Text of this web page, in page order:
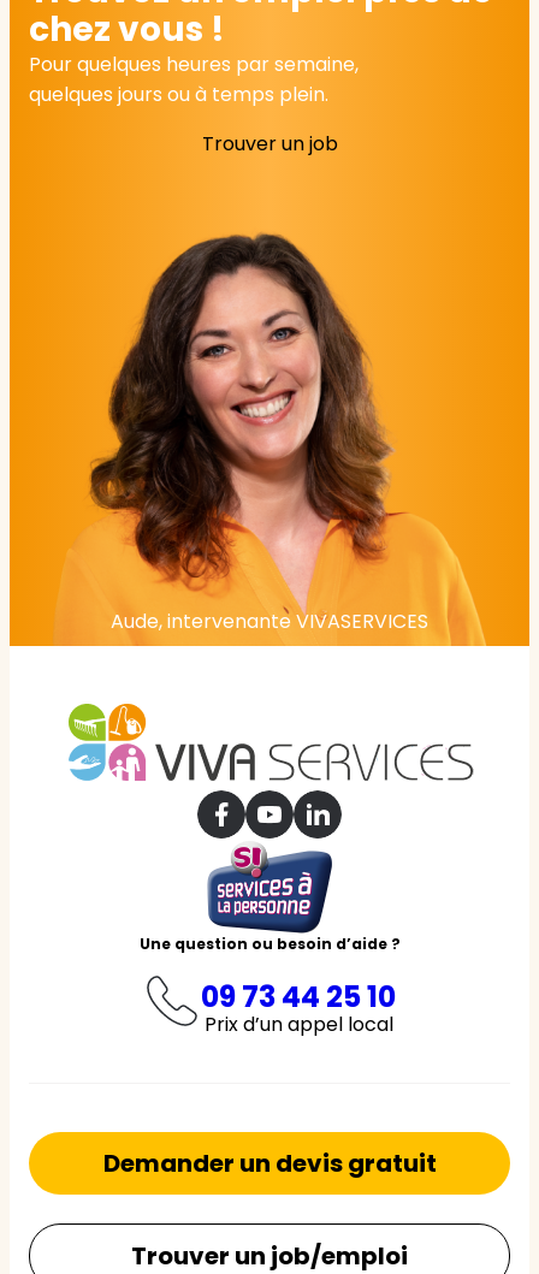
chez vous !
Pour quelques heures par semaine,
quelques jours ou à temps plein.
Trouver un job
Aude, intervenante VIVASERVICES
Une question ou besoin d’aide ?
09 73 44 25 10
Prix d’un appel local
Demander un devis gratuit
Trouver un job/emploi